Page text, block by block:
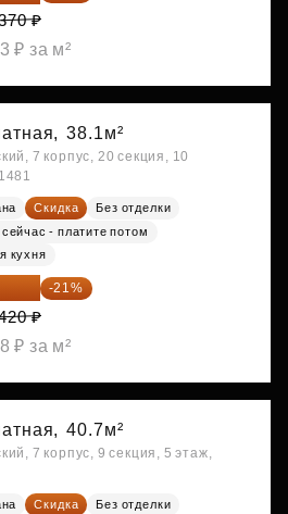
₽
₽ за м²
38.1м²
7 корпус, 20 секция, 10
Скидка
Без отделки
- платите потом
кухня
-21%
₽
₽ за м²
40.7м²
7 корпус, 9 секция, 5 этаж,
Скидка
Без отделки